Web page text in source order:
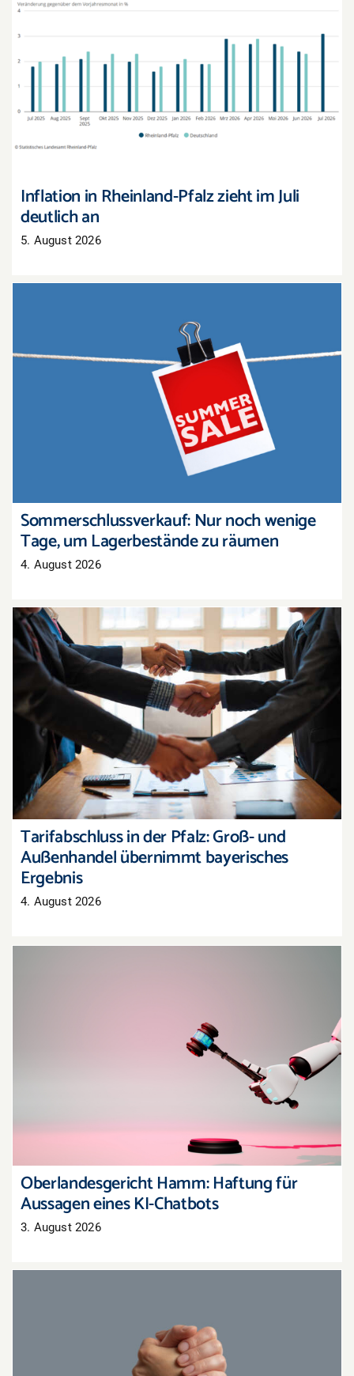
Inflation in Rheinland-Pfalz zieht im Juli deutlich
Inflation in Rheinland-Pfalz zieht im Juli
deutlich an
5. August 2026
Sommerschlussverkauf: Nur noch wenige Tage,
um Lagerbestände zu räumen
Sommerschlussverkauf: Nur noch wenige
Tage, um Lagerbestände zu räumen
4. August 2026
Tarifabschluss in der Pfalz: Groß- und
Außenhandel übernimmt bayerisches Ergebnis
Tarifabschluss in der Pfalz: Groß- und
Außenhandel übernimmt bayerisches
Ergebnis
4. August 2026
Oberlandesgericht Hamm: Haftung für
Aussagen eines KI-Chatbots
Oberlandesgericht Hamm: Haftung für
Aussagen eines KI-Chatbots
3. August 2026